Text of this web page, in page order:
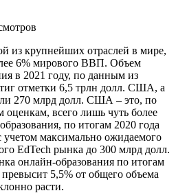
из крупнейших отраслей в мире,
6% мирового ВВП. Объем
в 2021 году, по данным из
отметки 6,5 трлн долл. США, а
270 млрд долл. США – это, по
всего лишь чуть более
по итогам 2020 года
максимально ожидаемого
EdTech рынка до 300 млрд долл.
онлайн-образования по итогам
превысит 5,5% от общего объема
расти.